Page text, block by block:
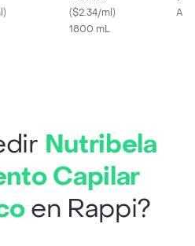
)
($2.34/ml)
1800 mL
Nutribela
Capilar
en Rappi?